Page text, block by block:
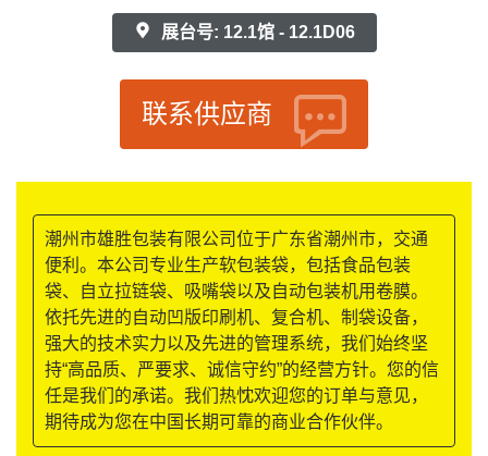
展台号: 12.1馆 - 12.1D06
联系供应商
潮州市雄胜包装有限公司位于广东省潮州市，交通
便利。本公司专业生产软包装袋，包括食品包装
袋、自立拉链袋、吸嘴袋以及自动包装机用卷膜。
依托先进的自动凹版印刷机、复合机、制袋设备，
强大的技术实力以及先进的管理系统，我们始终坚
持“高品质、严要求、诚信守约”的经营方针。您的信
任是我们的承诺。我们热忱欢迎您的订单与意见，
期待成为您在中国长期可靠的商业合作伙伴。